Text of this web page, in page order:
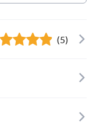
(5)